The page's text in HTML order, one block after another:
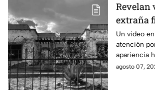
Revelan
extraña
sótano
Casa
Un video
atención
apariencia
aparece
agosto 07,